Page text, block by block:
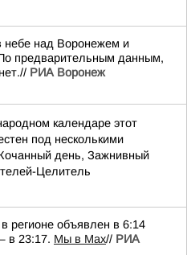
небе над Воронежем и
предварительным данным,
РИА Воронеж
календаре этот
под несколькими
день, Зажнивный
Целитель
регионе объявлен в 6:14
в 23:17. Мы в Мах// РИА